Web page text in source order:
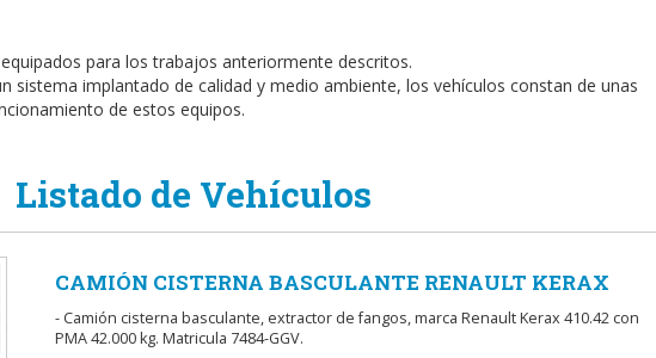
para los trabajos anteriormente descritos.
sistema implantado de calidad y medio ambiente, los vehículos constan de unas
de estos equipos.
Listado de Vehículos
CAMIÓN CISTERNA BASCULANTE RENAULT KERAX
- Camión cisterna basculante, extractor de fangos, marca Renault Kerax 410.42 con
PMA 42.000 kg. Matricula 7484-GGV.